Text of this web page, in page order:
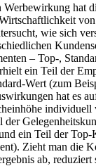
Werbewirkung hat
wie sich
– Top-,
ein Teil der
Wert (zum
hat es
individuell
der
ein Teil der Top-
Zieht man die
ab,